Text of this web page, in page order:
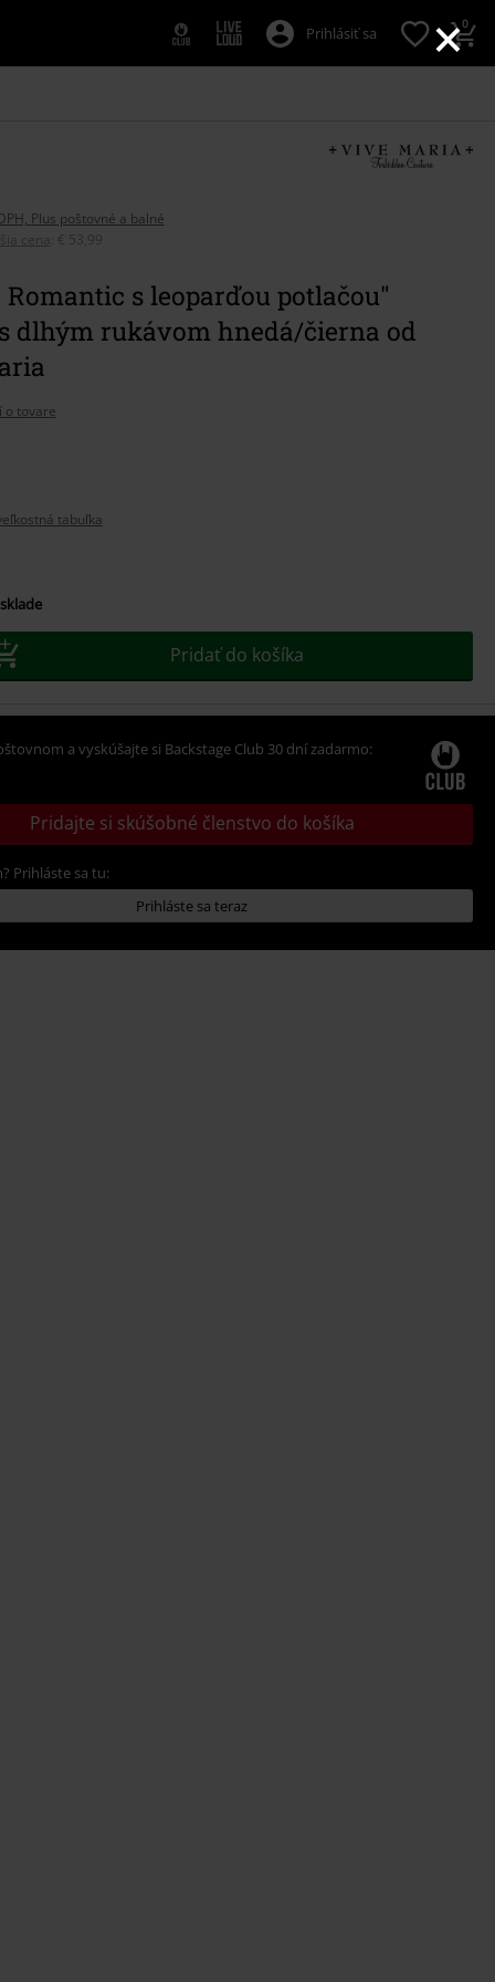
×
Prihlásiť sa 0
Plus poštovné a balné
cena
€ 53,99
s leoparďou potlačou"
dlhým rukávom hnedá/čierna od
o tovare
tabuľka
Pridať do košíka
a vyskúšajte si Backstage Club 30 dní zadarmo:
Pridajte si skúšobné členstvo do košíka
Prihláste sa tu:
Prihláste sa teraz